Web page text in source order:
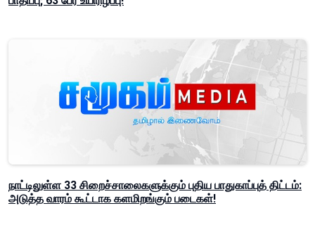
நாட்டிலுள்ள 33 சிறைச்சாலைகளுக்கும் புதிய பாதுகாப்புத் திட்டம்:
அடுத்த வாரம் கூட்டாக களமிறங்கும் படைகள்!